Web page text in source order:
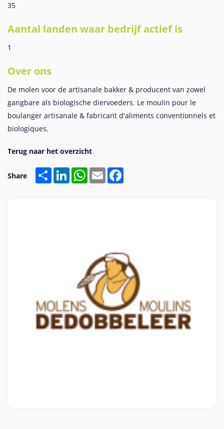
35
Aantal landen waar bedrijf actief is
1
Over ons
De molen voor de artisanale bakker & producent van zowel
gangbare als biologische diervoeders. Le moulin pour le
boulanger artisanale & fabricant d'aliments conventionnels et
biologiques.
Share Share LinkedInWhatsApp
Email